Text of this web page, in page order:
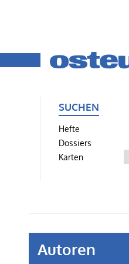
SUCHEN
Hefte
Dossiers
Karten
Autoren